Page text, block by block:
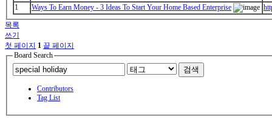
1
Ways To Earn Money - 3 Ideas To Start Your Home Based Enterprise
목록
쓰기
첫 페이지 1 끝 페이지
Board Search
검색
Contributors
Tag List